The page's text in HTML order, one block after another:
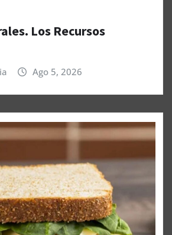
Los Recursos
Ago 5, 2026